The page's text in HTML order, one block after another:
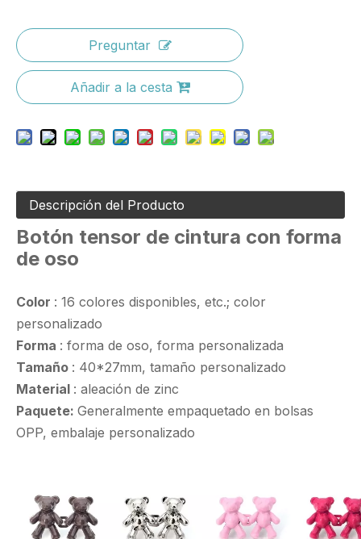
Preguntar
Añadir a la cesta
Descripción del Producto
Botón tensor de cintura con forma
de oso
Color : 16 colores disponibles, etc.; color
personalizado
Forma : forma de oso, forma personalizada
Tamaño : 40*27mm, tamaño personalizado
Material : aleación de zinc
Paquete: Generalmente empaquetado en bolsas
OPP, embalaje personalizado